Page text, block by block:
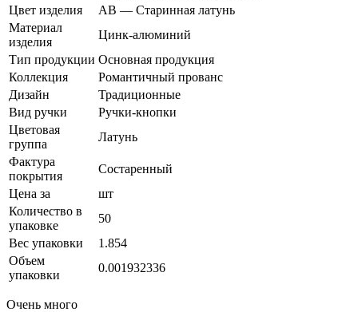
Цвет изделия
AB — Старинная латунь
Материал
изделия
Цинк-алюминий
Тип продукции Основная продукция
Коллекция
Романтичный прованс
Дизайн
Традиционные
Вид ручки
Ручки-кнопки
Цветовая
группа
Латунь
Фактура
покрытия
Состаренный
Цена за
шт
Количество в
упаковке
50
Вес упаковки
1.854
Объем
упаковки
0.001932336
Очень много